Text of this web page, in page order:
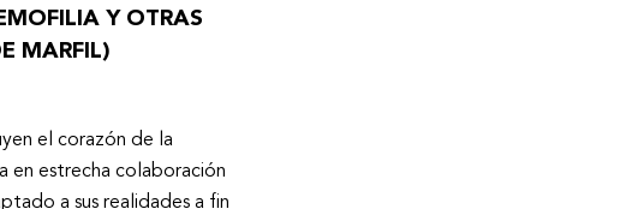
Y OTRAS
MARFIL)
el corazón de la
en estrecha colaboración
a sus realidades a fin